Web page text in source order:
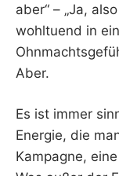
aber“ – „Ja,
wohltuend in
Aber.
Es ist immer
Energie, die
Kampagne,